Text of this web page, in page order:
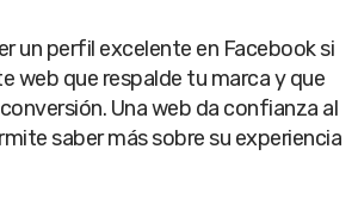
un perfil excelente en Facebook si
web que respalde tu marca y que
Una web da confianza al
saber más sobre su experiencia